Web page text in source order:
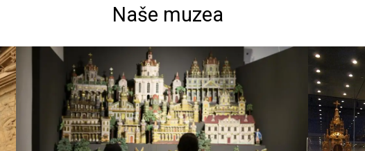
Naše muzea